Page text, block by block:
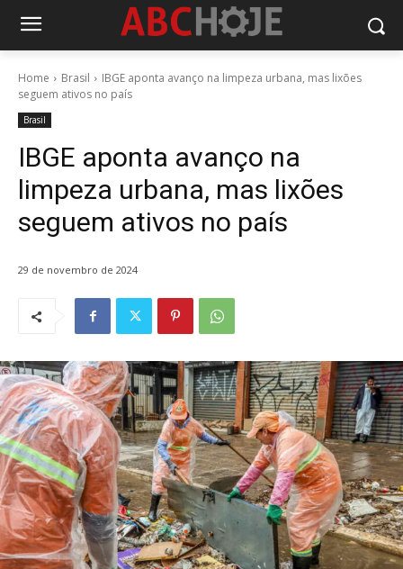
Home Brasil
IBGE aponta avanço na limpeza urbana, mas lixões
seguem ativos no país
Brasil
IBGE aponta avanço na
limpeza urbana, mas lixões
seguem ativos no país
29 de novembro de 2024